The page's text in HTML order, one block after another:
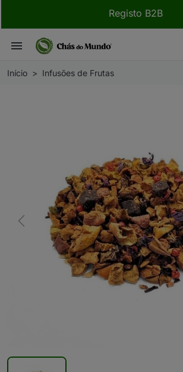
Registo B2B
menu
Início Infusões de Frutas
Previous